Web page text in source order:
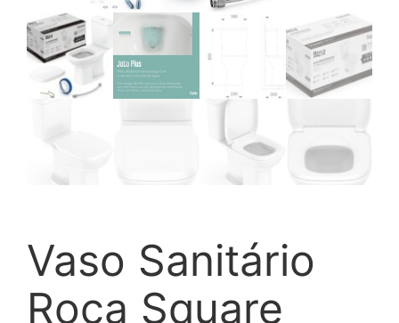
Vaso Sanitário
Roca Square